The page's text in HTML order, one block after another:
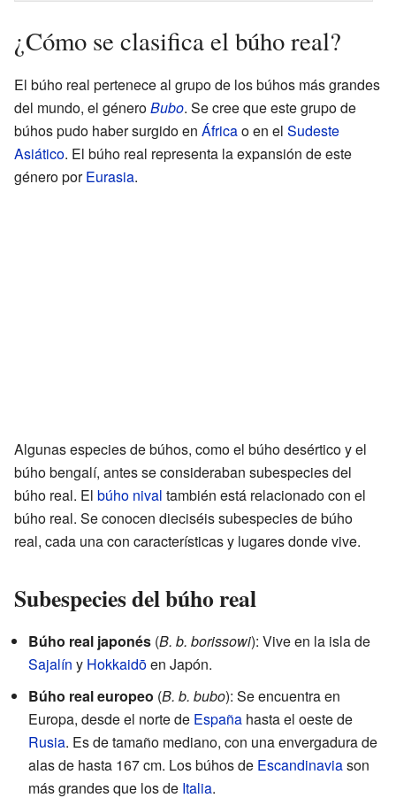
¿Cómo se clasifica el búho real?
El búho real pertenece al grupo de los búhos más grandes
del mundo, el géneroBubo. Se cree que este grupo de
búhos pudo haber surgido en Áfricao en el Sudeste
Asiático. El búho real representa la expansión de este
género porEurasia.
Algunas especies de búhos, como el búho desértico y el
búho bengalí, antes se consideraban subespecies del
búho real. El búho nival también está relacionado con el
búho real. Se conocen dieciséis subespecies de búho
real, cada una con características y lugares donde vive.
Subespecies del búho real
Búho real japonés (B. b. borissowi): Vive en la isla de
Sajalín y Hokkaidōen Japón.
Búho real europeo (B. b. bubo): Se encuentra en
Europa, desde el norte de España hasta el oeste de
Rusia. Es de tamaño mediano, con una envergadura de
alas de hasta 167 cm. Los búhos de Escandinaviason
más grandes que los de Italia.